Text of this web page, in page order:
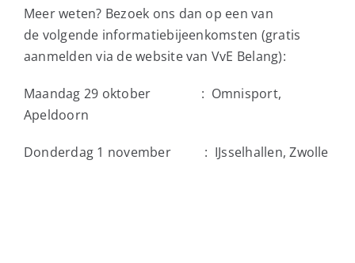
Meer weten? Bezoek ons dan op een van
de volgende informatiebijeenkomsten (gratis
aanmelden via de website van VvE Belang):
Maandag 29 oktober : Omnisport,
Apeldoorn
Donderdag 1 november : IJsselhallen, Zwolle